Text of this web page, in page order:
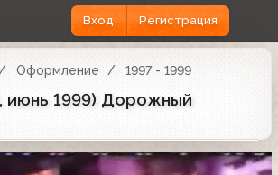
Вход Регистрация
Оформление 1997 - 1999
июнь 1999) Дорожный